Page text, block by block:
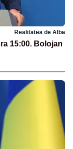
Realitatea de Alba
15:00. Bolojan